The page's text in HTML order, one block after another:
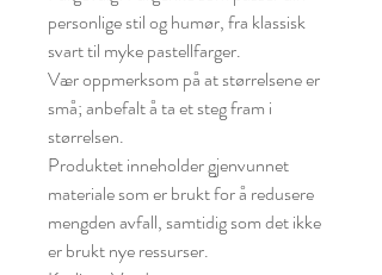
personlige stil og humør, fra klassisk
svart til myke pastellfarger.
Vær oppmerksom på at størrelsene er
små; anbefalt å ta et steg fram i
størrelsen.
Produktet inneholder gjenvunnet
materiale som er brukt for å redusere
mengden avfall, samtidig som det ikke
er brukt nye ressurser.